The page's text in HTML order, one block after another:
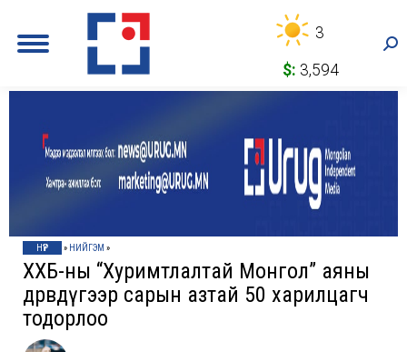
3
$: 3,594
НҮҮР » НИЙГЭМ »
ХХБ-ны “Хуримтлалтай Монгол” аяны
дөрөвдүгээр сарын азтай 50 харилцагч
тодорлоо